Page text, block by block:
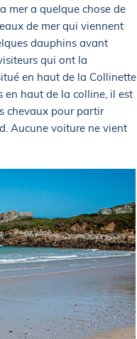
mer a quelque chose de
de mer qui viennent
dauphins avant
qui ont la
en haut de la Collinette
en haut de la colline, il est
chevaux pour partir
Aucune voiture ne vient